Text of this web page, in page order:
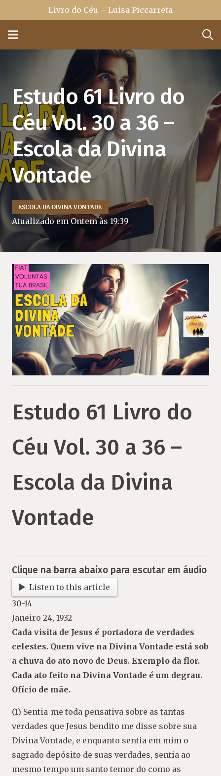
Livro do Céu – Luisa Piccarreta
Estudo 61 Livro do
Céu Vol. 30 a 36 –
Escola da Divina
Vontade
ESCOLA DA DIVINA VONTADE
Atualizado emOntem às 19:39
Estudo 61 Livro do
Céu Vol. 30 a 36 –
Escola da Divina
Vontade
Clique na barra abaixo para escutar em áudio
Listen to this article
30-14
Janeiro 24, 1932
Cada visita de Jesus é portadora de verdades
celestes. Quem vive na Divina Vontade está sob
a chuva do ato novo de Deus. Exemplo da flor.
Cada ato feito na Divina Vontade é um degrau.
Ofício de mãe.
(1) Sentia-me toda pensativa sobre as tantas
verdades que Jesus bendito me disse sobre sua
Divina Vontade, e enquanto sentia em mim o
sagrado depósito de suas verdades, sentia ao
mesmo tempo um santo temor do como as